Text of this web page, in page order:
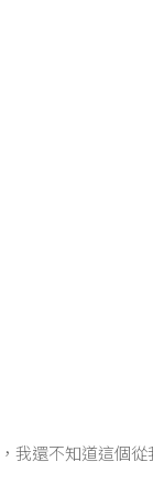
我還不知道這個